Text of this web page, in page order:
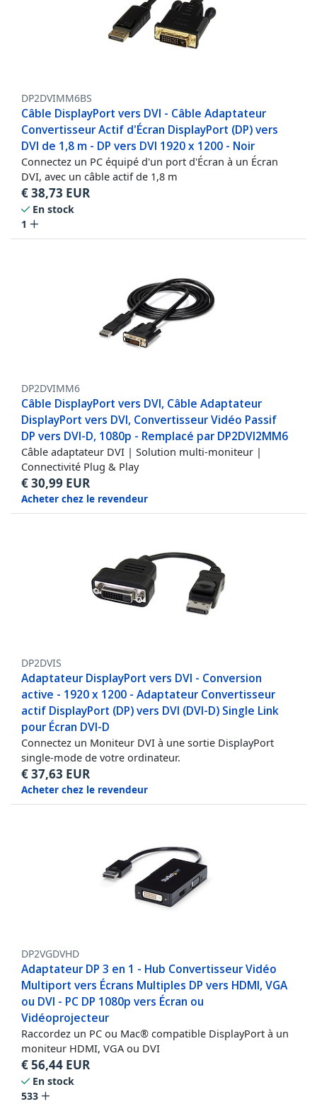
DP2DVIMM6BS
Câble DisplayPort vers DVI - Câble Adaptateur
Convertisseur Actif d'Écran DisplayPort (DP) vers
DVI de 1,8 m - DP vers DVI 1920 x 1200 - Noir
Connectez un PC équipé d'un port d'Écran à un Écran
DVI, avec un câble actif de 1,8 m
€38,73 EUR
En stock
1
DP2DVIMM6
Câble DisplayPort vers DVI, Câble Adaptateur
DisplayPort vers DVI, Convertisseur Vidéo Passif
DP vers DVI-D, 1080p - Remplacé par DP2DVI2MM6
Câble adaptateur DVI | Solution multi-moniteur |
Connectivité Plug & Play
€30,99 EUR
Acheter chez le revendeur
DP2DVIS
Adaptateur DisplayPort vers DVI - Conversion
active - 1920 x 1200 - Adaptateur Convertisseur
actif DisplayPort (DP) vers DVI (DVI-D) Single Link
pour Écran DVI-D
Connectez un Moniteur DVI à une sortie DisplayPort
single-mode de votre ordinateur.
€37,63 EUR
Acheter chez le revendeur
DP2VGDVHD
Adaptateur DP 3 en 1 - Hub Convertisseur Vidéo
Multiport vers Écrans Multiples DP vers HDMI, VGA
ou DVI - PC DP 1080p vers Écran ou
Vidéoprojecteur
Raccordez un PC ou Mac® compatible DisplayPort à un
moniteur HDMI, VGA ou DVI
€56,44 EUR
En stock
533